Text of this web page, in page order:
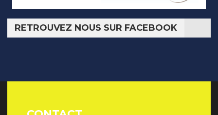
RETROUVEZ NOUS SUR FACEBOOK